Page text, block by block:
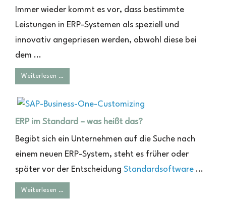
Immer wieder kommt es vor, dass bestimmte
Leistungen in ERP-Systemen als speziell und
innovativ angepriesen werden, obwohl diese bei
dem ...
Weiterlesen …
ERP im Standard – was heißt das?
Begibt sich ein Unternehmen auf die Suche nach
einem neuen ERP-System, steht es früher oder
später vor der Entscheidung Standardsoftware ...
Weiterlesen …